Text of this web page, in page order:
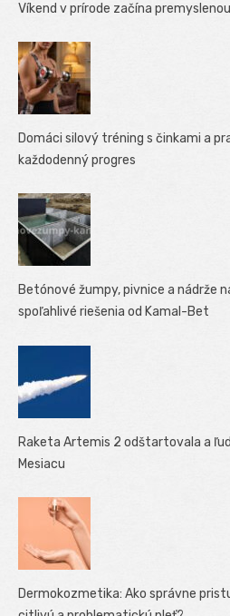
Víkend v prírode začína
Domáci silový tréning s činkami a
každodenný progres
Betónové žumpy, pivnice a nádrže
spoľahlivé riešenia od Kamal-Bet
Raketa Artemis 2 odštartovala a
Mesiacu
Dermokozmetika: Ako správne